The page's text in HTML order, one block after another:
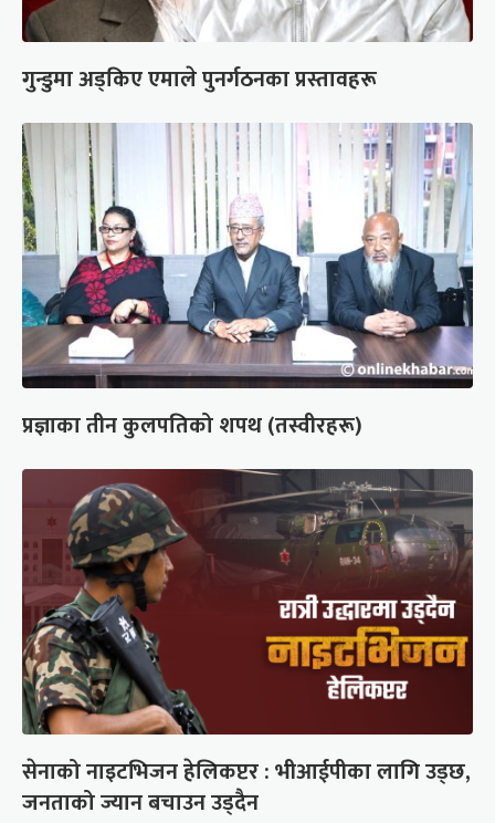
गुन्डुमा अड्किए एमाले पुनर्गठनका प्रस्तावहरू
प्रज्ञाका तीन कुलपतिको शपथ (तस्वीरहरू)
सेनाको नाइटभिजन हेलिकप्टर : भीआईपीका लागि उड्छ,
जनताको ज्यान बचाउन उड्दैन